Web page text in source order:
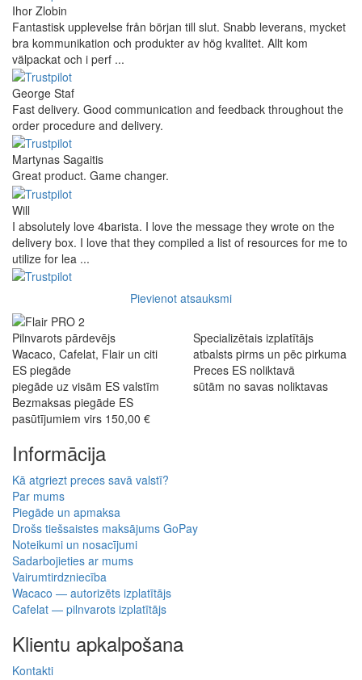
Ihor Zlobin
Fantastisk upplevelse från början till slut. Snabb leverans, mycket
bra kommunikation och produkter av hög kvalitet. Allt kom
välpackat och i perf ...
George Staf
Fast delivery. Good communication and feedback throughout the
order procedure and delivery.
Martynas Sagaitis
Great product. Game changer.
Will
I absolutely love 4barista. I love the message they wrote on the
delivery box. I love that they compiled a list of resources for me to
utilize for lea ...
Pievienot atsauksmi
Pilnvarots pārdevējs
Wacaco, Cafelat, Flair un citi
Specializētais izplatītājs
atbalsts pirms un pēc pirkuma
ES piegāde
piegāde uz visām ES valstīm
Preces ES noliktavā
sūtām no savas noliktavas
Bezmaksas piegāde ES
pasūtījumiem virs 150,00 €
Informācija
Kā atgriezt preces savā valstī?
Par mums
Piegāde un apmaksa
Drošs tiešsaistes maksājums GoPay
Noteikumi un nosacījumi
Sadarbojieties ar mums
Vairumtirdzniecība
Wacaco — autorizēts izplatītājs
Cafelat — pilnvarots izplatītājs
Klientu apkalpošana
Kontakti